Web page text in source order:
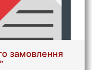
замовлення